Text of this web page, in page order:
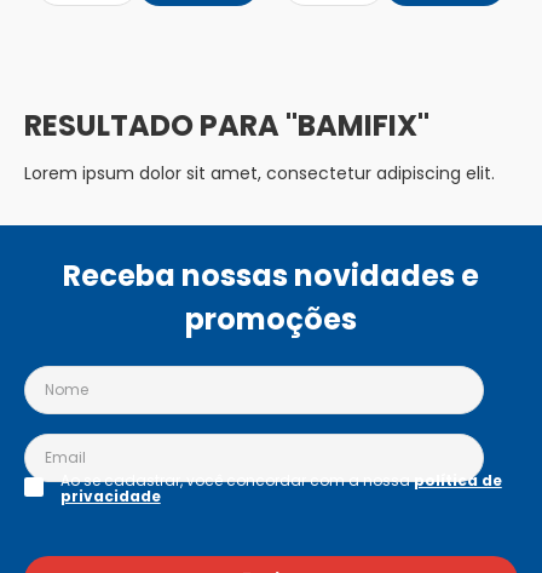
BAMIFIX
Lorem ipsum dolor sit amet, consectetur adipiscing elit.
Receba nossas novidades e
promoções
Ao se cadastrar, você concordar com a nossapolítica de
privacidade